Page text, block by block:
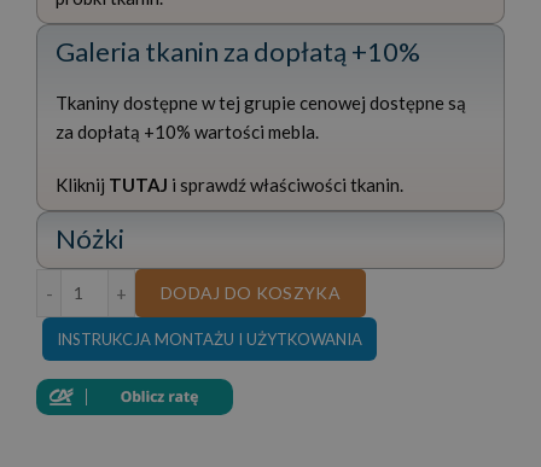
Galeria tkanin za dopłatą +10%
Tkaniny dostępne w tej grupie cenowej dostępne są
za dopłatą +10% wartości mebla.
Kliknij TUTAJ i sprawdź właściwości tkanin.
Nóżki
ilość NAROŻNIK TAPICEROWANY FIORE 265x220 CM
DODAJ DO KOSZYKA
INSTRUKCJA MONTAŻU I UŻYTKOWANIA